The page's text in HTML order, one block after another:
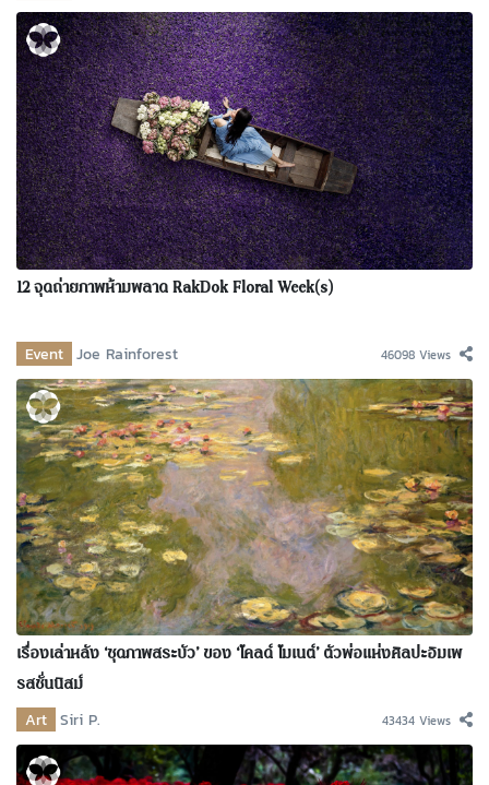
12 จุดถ่ายภาพห้ามพลาด RakDok Floral Week(s)
Event Joe Rainforest 46098 Views
เรื่องเล่าหลัง ‘ชุดภาพสระบัว’ ของ ‘โคลด์ โมเนต์’ ตัวพ่อแห่งศิลปะอิมเพ
รสชั่นนิสม์
Art Siri P. 43434 Views